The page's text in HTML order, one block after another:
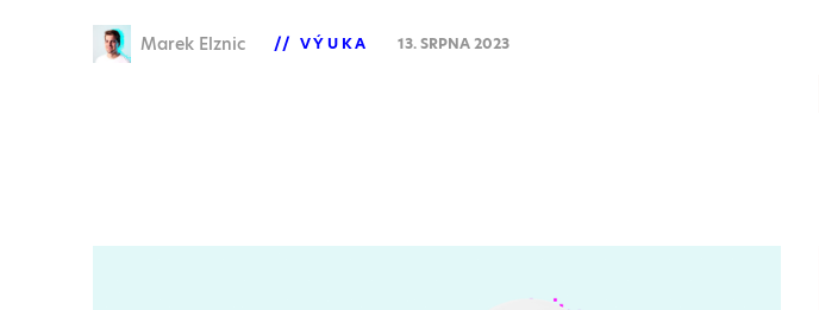
Marek Elznic VÝUKA 13. SRPNA 2023